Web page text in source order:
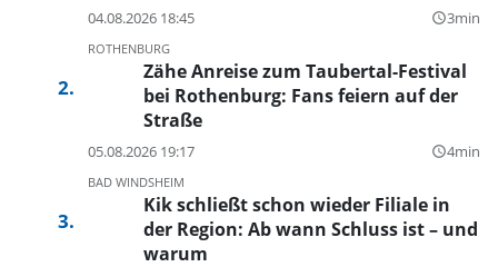
04.08.2026 18:45 query_builder3min
ROTHENBURG
Zähe Anreise zum Taubertal-Festival
bei Rothenburg: Fans feiern auf der
Straße
05.08.2026 19:17 query_builder4min
BAD WINDSHEIM
Kik schließt schon wieder Filiale in
der Region: Ab wann Schluss ist – und
warum